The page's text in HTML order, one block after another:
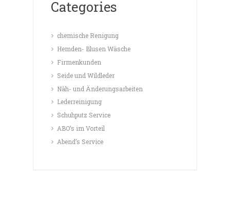
Categories
chemische Renigung
Hemden- Blusen Wäsche
Firmenkunden
Seide und Wildleder
Näh- und Änderungsarbeiten
Lederreinigung
Schuhputz Service
ABO’s im Vorteil
Abend’s Service